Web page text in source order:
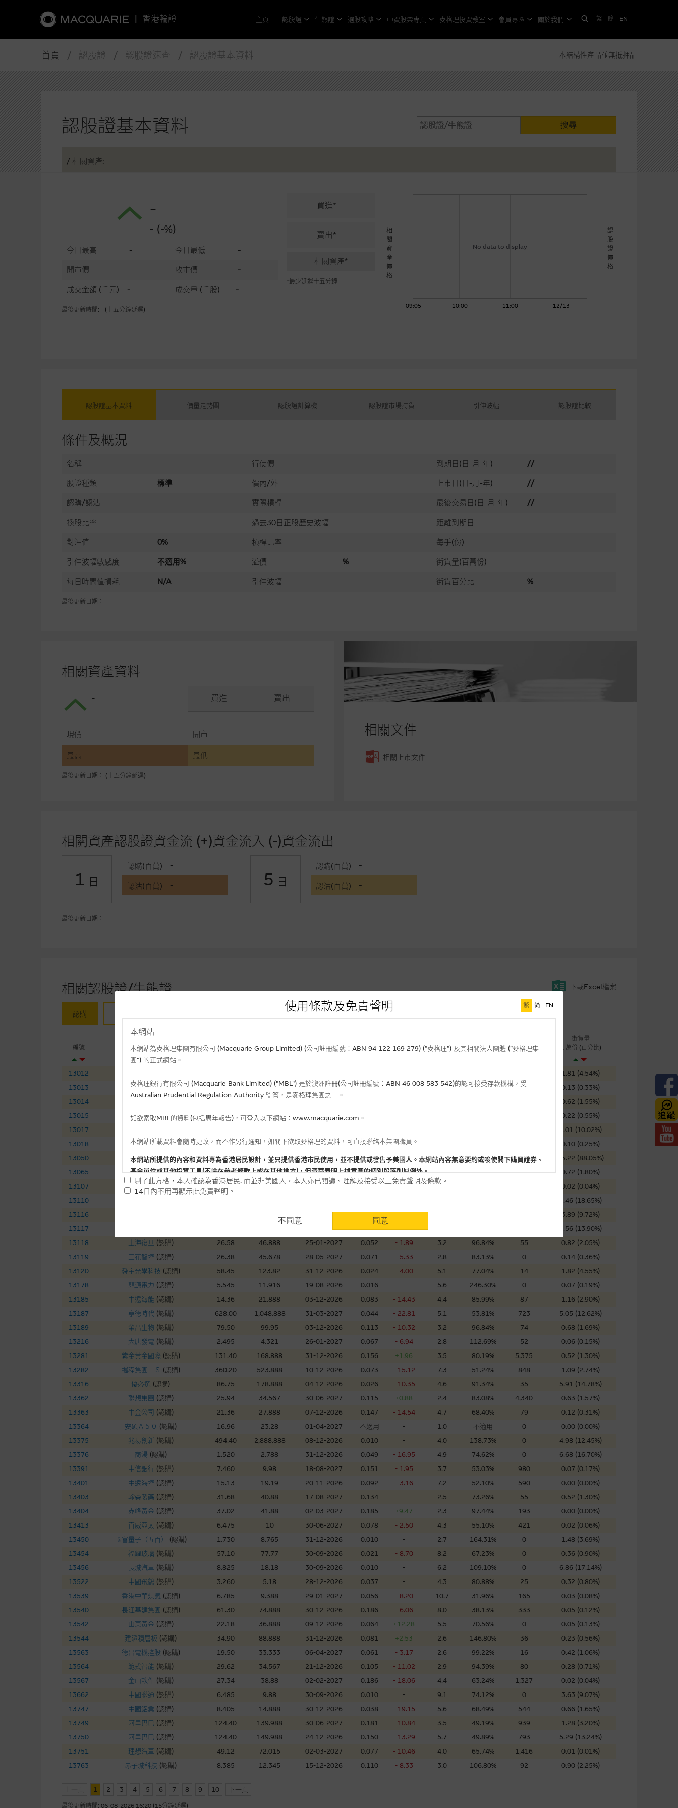
| 香港輪證 主頁 認股證 牛熊證 選股攻略 中資股票專頁 麥格理投資教室 會員專區 關於我們 繁 簡 EN
首頁 / 認股證 / 認股證速查 / 認股證基本資料 本結構性產品並無抵押品
認股證基本資料 搜尋
/ 相關資產:
-
- (-%)
今日最高 - 今日最低
-
開市價
收市價
-
成交金額 (千元) - 成交量 (千股) -
最後更新時間: - (十五分鐘延遲)
買進*
賣出*
相關資產*
*最少延遲十五分鐘
No data to display
09:05 10:00 11:00 12/13
認
股
證
價
格
相
關
資
產
價
格
認股證基本資料 價量走勢圖 認股證計算機 認股證市場持貨 引伸波幅 認股證比較
條件及概況
名稱
股證種類
標準
認購/認沽
換股比率
對沖值
0%
引伸波幅敏感度
不適用%
每日時間值損耗
N/A
行使價
價內/外
實際槓桿
過去30日正股歷史波幅
槓桿比率
溢價
%
引伸波幅
到期日(日-月-年)
//
上市日(日-月-年)
//
最後交易日(日-月-年)
//
距離到期日
每手(份)
街貨量(百萬份)
街貨百分比
%
最後更新日期：
相關資產資料
- 買進 賣出
現價 開市
最高 最低
最後更新日期： (十五分鐘延遲)
相關文件
相關上市文件
相關資產認股證資金流 (+)資金流入 (-)資金流出
1 日
認購(百萬) -
認沽(百萬) - 5 日
認購(百萬) -
認沽(百萬) -
最後更新日期： --
相關認股證/牛熊證 下載Excel檔案
認購
編號 相關資產
現價
行使價
(日/月/年)
價格 升/跌(%)
(倍)
引伸波幅
(千元)
街貨量
百萬份 (百分比)
13012
1.81 (4.54%)
13013
石藥集團(認購) 8.500 8.888 31-12-2026 0.233 +2.19 3.9 63.58% 2,369
0.13 (0.33%)
13014
45.678
0.62 (1.55%)
13015
萬國數據－ＳＷ(認購) 31.04 38.388 31-12-2026 0.103
0.22 (0.55%)
13017
4.01 (10.02%)
13018
三一國際(認購) 7.565 10.888 01-12-2026 0.083 - 17.00
0.10 (0.25%)
13050
中國銀河(認購) 7.695 8.38 18-08-2026 0.010 - 9.09 17.3 57.61% 0
35.22 (88.05%)
13065
友邦保險(認購) 73.15 106.299 03-05-2027 0.047 - 18.97 6.1 40.29% 215
0.72 (1.80%)
13107
中國電信(認購) 4.550 7.28 28-01-2027 0.077 - 6.10 6.8
0.02 (0.04%)
13110
7.46 (18.65%)
13116
02-12-2026 0.218 - 6.44
3.89 (9.72%)
13117
02-12-2026 0.016 -
5.56 (13.90%)
13118
上海復旦 (認購) 26.58 46.888 25-01-2027 0.052 - 1.89 3.2 96.84% 55
0.82 (2.05%)
13119
三花智控 (認購) 26.38 45.678 28-05-2027 0.071 - 5.33 2.8 83.13% 0
0.14 (0.36%)
13120
舜宇光學科技 (認購) 58.45 123.82 31-12-2026 0.024 - 4.00 5.1 77.04% 14
1.82 (4.55%)
13178
龍源電力 (認購) 5.545 11.916 19-08-2026 0.016 - 5.6 246.30% 0
0.07 (0.19%)
13185
中遠海能(認購) 14.36 21.888 03-12-2026 0.083 - 14.43 4.4 85.99% 87
1.16 (2.90%)
13187
寧德時代(認購) 628.00 1,048.888 31-03-2027 0.044 - 22.81 5.1 53.81% 723
5.05 (12.62%)
13189
榮昌生物 (認購) 79.50 99.95 03-12-2026 0.113 - 10.32 3.2 96.84% 74
0.68 (1.69%)
13216
大唐發電 (認購) 2.495 4.321 26-01-2027 0.067 - 6.94 2.8 112.69% 52
0.06 (0.15%)
13281
紫金黃金國際 (認購) 131.40 168.888 31-12-2026 0.156 +1.96 3.5 80.19% 5,375
0.52 (1.30%)
13282
攜程集團—Ｓ (認購) 360.20 523.888 10-12-2026 0.073 - 15.12 7.3 51.24% 848
1.09 (2.74%)
13316
優必選 (認購) 86.75 178.888 04-12-2026 0.026 - 10.35 4.6 91.34% 35
5.91 (14.78%)
13362
聯想集團 (認購) 25.94 34.567 30-06-2027 0.115 +0.88 2.4 83.08% 4,340
0.63 (1.57%)
13363
中金公司 (認購) 21.36 27.888 07-12-2026 0.147 - 14.54 4.7 68.40% 79
0.12 (0.31%)
13364
安碩Ａ５０ (認購) 16.96 23.28 01-04-2027 不適用 - 1.0 不適用 0
0.00 (0.00%)
13375
兆易創新 (認購) 494.40 2,888.888 08-12-2026 0.010 - 4.0 138.73% 0
4.98 (12.45%)
13376
商湯 (認購) 1.520 2.788 31-12-2026 0.049 - 16.95 4.9 74.62% 0
6.68 (16.70%)
13391
中信銀行 (認購) 7.460 9.98 18-08-2027 0.151 - 1.95 3.7 53.03% 980
0.07 (0.17%)
13401
中遠海控 (認購) 15.13 19.19 20-11-2026 0.092 - 3.16 7.2 52.10% 590
0.00 (0.00%)
13403
翰森製藥 (認購) 31.68 40.88 17-08-2027 0.134 - 2.5 73.26% 55
0.52 (1.30%)
13404
赤峰黃金 (認購) 37.02 41.88 02-03-2027 0.185 +9.47 2.3 97.44% 193
0.00 (0.00%)
13413
百威亞太 (認購) 6.475 10 30-06-2027 0.078 - 2.50 4.3 55.10% 421
0.02 (0.06%)
13450
國富量子（五百） (認購) 1.730 8.765 31-12-2026 0.010 - 2.7 164.31% 0
1.48 (3.69%)
13454
福耀玻璃 (認購) 57.10 77.77 30-09-2026 0.021 - 8.70 8.2 67.23% 0
0.36 (0.90%)
13456
長城汽車 (認購) 8.825 18.18 30-09-2026 0.010 - 6.2 109.10% 0
6.86 (17.14%)
13522
中國飛鶴 (認購) 3.260 5.18 28-12-2026 0.037 - 4.3 80.88% 25
0.32 (0.80%)
13539
香港中華煤氣 (認購) 6.785 9.388 29-01-2027 0.056 - 8.20 10.7 31.96% 165
0.03 (0.08%)
13540
長江基建集團 (認購) 61.30 74.888 30-12-2026 0.186 - 6.06 8.0 38.13% 333
0.05 (0.12%)
13542
山東黃金 (認購) 22.18 36.888 09-12-2026 0.064 +12.28 5.5 70.56% 0
0.05 (0.13%)
13544
建滔積層板 (認購) 34.90 88.888 31-12-2026 0.081 +2.53 2.6 146.80% 36
0.23 (0.56%)
13563
德昌電機控股 (認購) 19.50 33.333 06-04-2027 0.061 - 3.17 2.6 99.22% 16
0.42 (1.06%)
13564
範式智能(認購) 29.62 34.567 21-12-2026 0.105 - 11.02 2.9 94.39% 80
0.28 (0.71%)
13567
金山軟件 (認購) 27.34 38.88 02-02-2027 0.186 - 18.06 4.4 63.24% 1,327
0.02 (0.04%)
13662
中國聯通 (認購) 6.485 9.88 30-09-2026 0.010 - 9.1 74.12% 0
3.63 (9.07%)
13747
中國鋁業 (認購) 8.405 14.888 30-12-2026 0.038 - 19.15 5.6 68.49% 544
0.66 (1.65%)
13749
阿里巴巴 (認購) 124.40 139.988 30-06-2027 0.181 - 10.84 3.5 49.19% 939
1.28 (3.20%)
13750
阿里巴巴 (認購) 124.40 149.988 24-12-2026 0.150 - 13.29 5.7 49.89% 793
5.29 (13.24%)
13751
理想汽車 (認購) 49.12 72.015 02-03-2027 0.077 - 10.46 4.0 65.74% 1,416
0.01 (0.01%)
13763
赤子城科技 (認購) 8.385 12.345 15-12-2026 0.110 - 8.33 3.0 106.80% 92 0.90 (2.25%)
1 2 3 4 5 6 7 8 9 10 下一頁
最後更新時間: 06-08-2026 16:20 (15分鐘延遲)
使用條款及免責聲明 繁 简 EN
本網站
本網站為麥格理集團有限公司 (Macquarie Group Limited) (公司註冊編號：ABN 94 122 169 279) (”麥格理”) 及其相關法人團體 (”麥格理集
團”) 的正式網站。
麥格理銀行有限公司 (Macquarie Bank Limited) ("MBL") 是於澳洲註冊(公司註冊編號：ABN 46 008 583 542)的認可接受存款機構，受
Australian Prudential Regulation Authority 監管，是麥格理集團之一。
如欲索取MBL的資料(包括周年報告)，可登入以下網站： www.macquarie.com 。
本網站所載資料會隨時更改，而不作另行通知，如閣下欲取麥格理的資料，可直接聯絡本集團職員。
本網站所提供的內容和資料專為香港居民設計，並只提供香港市民使用，並不提供或發售予美國人。本網站內容無意要約或唆使閣下購買證券、
基金單位或其他投資工具(不論在參考條款上或在其他地方)，但清楚表明上述意圖的個別段落則屬例外。
網站內容來自我們在所示日期時認為可靠之來源，且均以真誠提供。惟麥格理集團並無核實所有網站內容，故就閣下的目的而言，網站內容可能
未必完整或準確。麥格理集團不會，亦沒有義務更新網站內容，或修正任何其後變為明顯失實之地方。網站內容所載的意見、預測及其他資料可
予更改或刪除，而毋須作出通知。
任何指示價格報價、公開資料或分析是基於我們相信的假設及參數而預備的，不構成我們提出的意見。所用假設及參數並非唯一可以合理選擇到
績並不保證將來表現。網站內容來自我們在所示日期時認為可靠之來源，且均以真誠提供，然而，麥格理集團不作陳述，亦不保證網站內容在任
何用途上均完整、可靠、準確、合時或適合，亦不為資料的準確程度、完整性及合時性負上責任，除非這是有關適用的的法律及/或法規所規定。
網站內容不構成要約及徵求要約，或作為任何合約的根據，以購買或銷售任何證券、貸款或其他工具。網站內容由麥格理集團所準備的資料編製
而成，但不包括麥格理集團職員所知的資料。
在法律最大許可的情況下，麥格理集團及其任何相關公司或其董事、高層職員、僱員或代理人不作陳述，亦不保證網站內容，或任何與本網站相
連結的第三者網站，在任何用途方面均可靠、完整、合時及準確，對任何因任何形式(包括疏忽)由於網站內容的錯誤、失實、遺漏、或任何人士對
網站內容的依賴而導致的損失或損毀，亦一概不會承擔責任或債務。
與結構性產品有關的風險
結構性產品並無抵押品，如發行人無力償債或違約，投資者可能無法收回部份或全部應收款項。結構性產品價格可升可跌。過往表現並不反映未
來表現。產品的第二市場可能有限而麥格理資本股份有限公司可能是唯一報價方。閣下應閱讀載于www.warrants.com.hk之上市文件以瞭解結構
性產品的詳情及自行評估箇中風險。如有需要，請徵詢獨立之專業意見。牛熊證備有強制贖回機制可能被提早終止，届時(i) N類牛熊證投資者會
網站連結
本網站或載有連接非由麥格理集團管理的網站的連結。此等連結純為方便閣下取得更多關於市場上相關產品及機構的資訊。麥格理集團對此等網
站的內容及所介紹的產品或服務，均無任何操控權，因此對此等網站的內容及所介紹服務或產品是否準確或合適，不作任何聲明。麥格理集團建
議閣下自行向本網站述及或連接的第三者查詢。此外，載有第三者網站的連結，不應視為該第三者推介本網站。
本網站雖連接第三者管理的網站，但麥格理集團並非授權網站瀏覽者複製此等網站的任何內容，因該等內容可能屬他人的知識產權。
經由本網站接觸到的軟件應用
部分可經本網站連結下載的軟件程式屬於第三者的產品。閣下使用此等屬於第三者的軟件，須自負全責。此等軟件的使用，可能受軟件持有人訂
出的使用條款約束。
在法律容許的所有範圍內，麥格理集團概不承擔經由本網站使用或下載任何軟件(不論是否屬於第三者)而引起的責任。麥格理集團並且對此等軟件
不作任何聲明，也不提供任何保證，特別是在法律容許的所有範圍內，概不負責經由本網站使用或下載任何軟件(不論是否屬於第三者)而出現電腦
病毒或任何其他後果所導致的任何損失(包括但不限於數據遺失、業務運作受干擾及盈利虧損)。
基本上市文件及補充上市文件
補充上市文件內。該等文件之英文版及中譯版見於本網站。
版權及商標
剔了此方格，本人確認為香港居民. 而並非美國人，本人亦已閱讀、理解及接受以上免責聲明及條款。
14日內不用再顯示此免責聲明。
不同意 同意